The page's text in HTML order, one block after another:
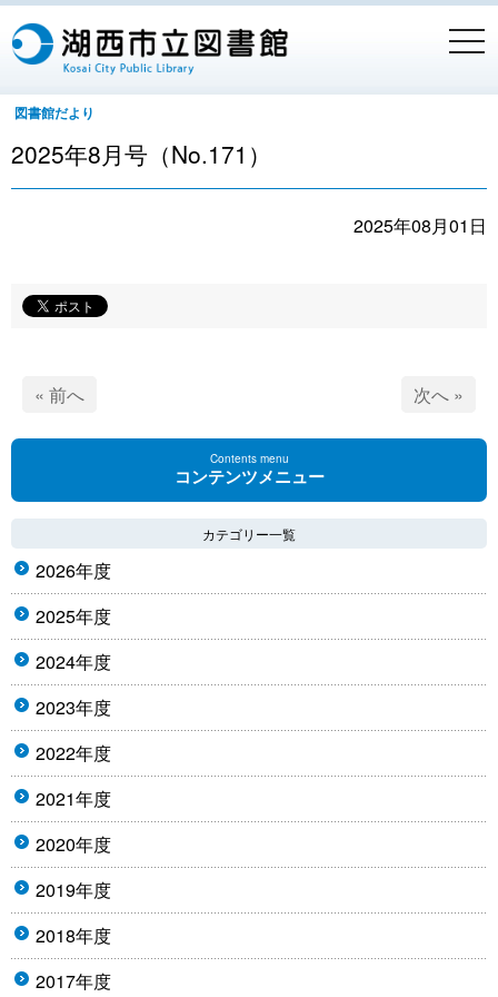
図書館だより
2025年8月号（No.171）
2025年08月01日
« 前へ 次へ »
Contents menu
コンテンツメニュー
カテゴリー一覧
2026年度
2025年度
2024年度
2023年度
2022年度
2021年度
2020年度
2019年度
2018年度
2017年度